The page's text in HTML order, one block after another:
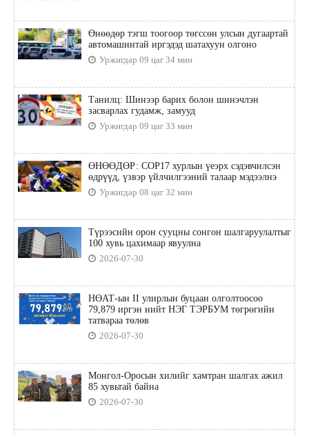
Өнөөдөр тэгш тоогоор төгссөн улсын дугаартай
автомашинтай иргэдэд шатахуун олгоно
Уржигдар 09 цаг 34 мин
Танилц: Шинээр барих болон шинэчлэн
засварлах гудамж, замууд
Уржигдар 09 цаг 33 мин
ӨНӨӨДӨР: COP17 хурлын үеэрх сэдэвчилсэн
өдрүүд, үзвэр үйлчилгээний талаар мэдээлнэ
Уржигдар 08 цаг 32 мин
Түрээсийн орон сууцны сонгон шалгаруулалтыг
100 хувь цахимаар явуулна
2026-07-30
НӨАТ-ын II улирлын буцаан олголтоосоо
79,879 иргэн нийт НЭГ ТЭРБУМ төгрөгийн
татвараа төлөв
2026-07-30
Монгол-Оросын хилийг хамтран шалгах ажил
85 хувьтай байна
2026-07-30